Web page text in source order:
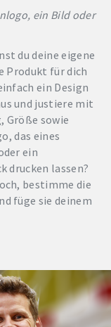
ein Bild oder
du deine eigene
Produkt für dich
ein Design
und justiere mit
Größe sowie
das eines
ein
drucken lassen?
bestimme die
füge sie deinem